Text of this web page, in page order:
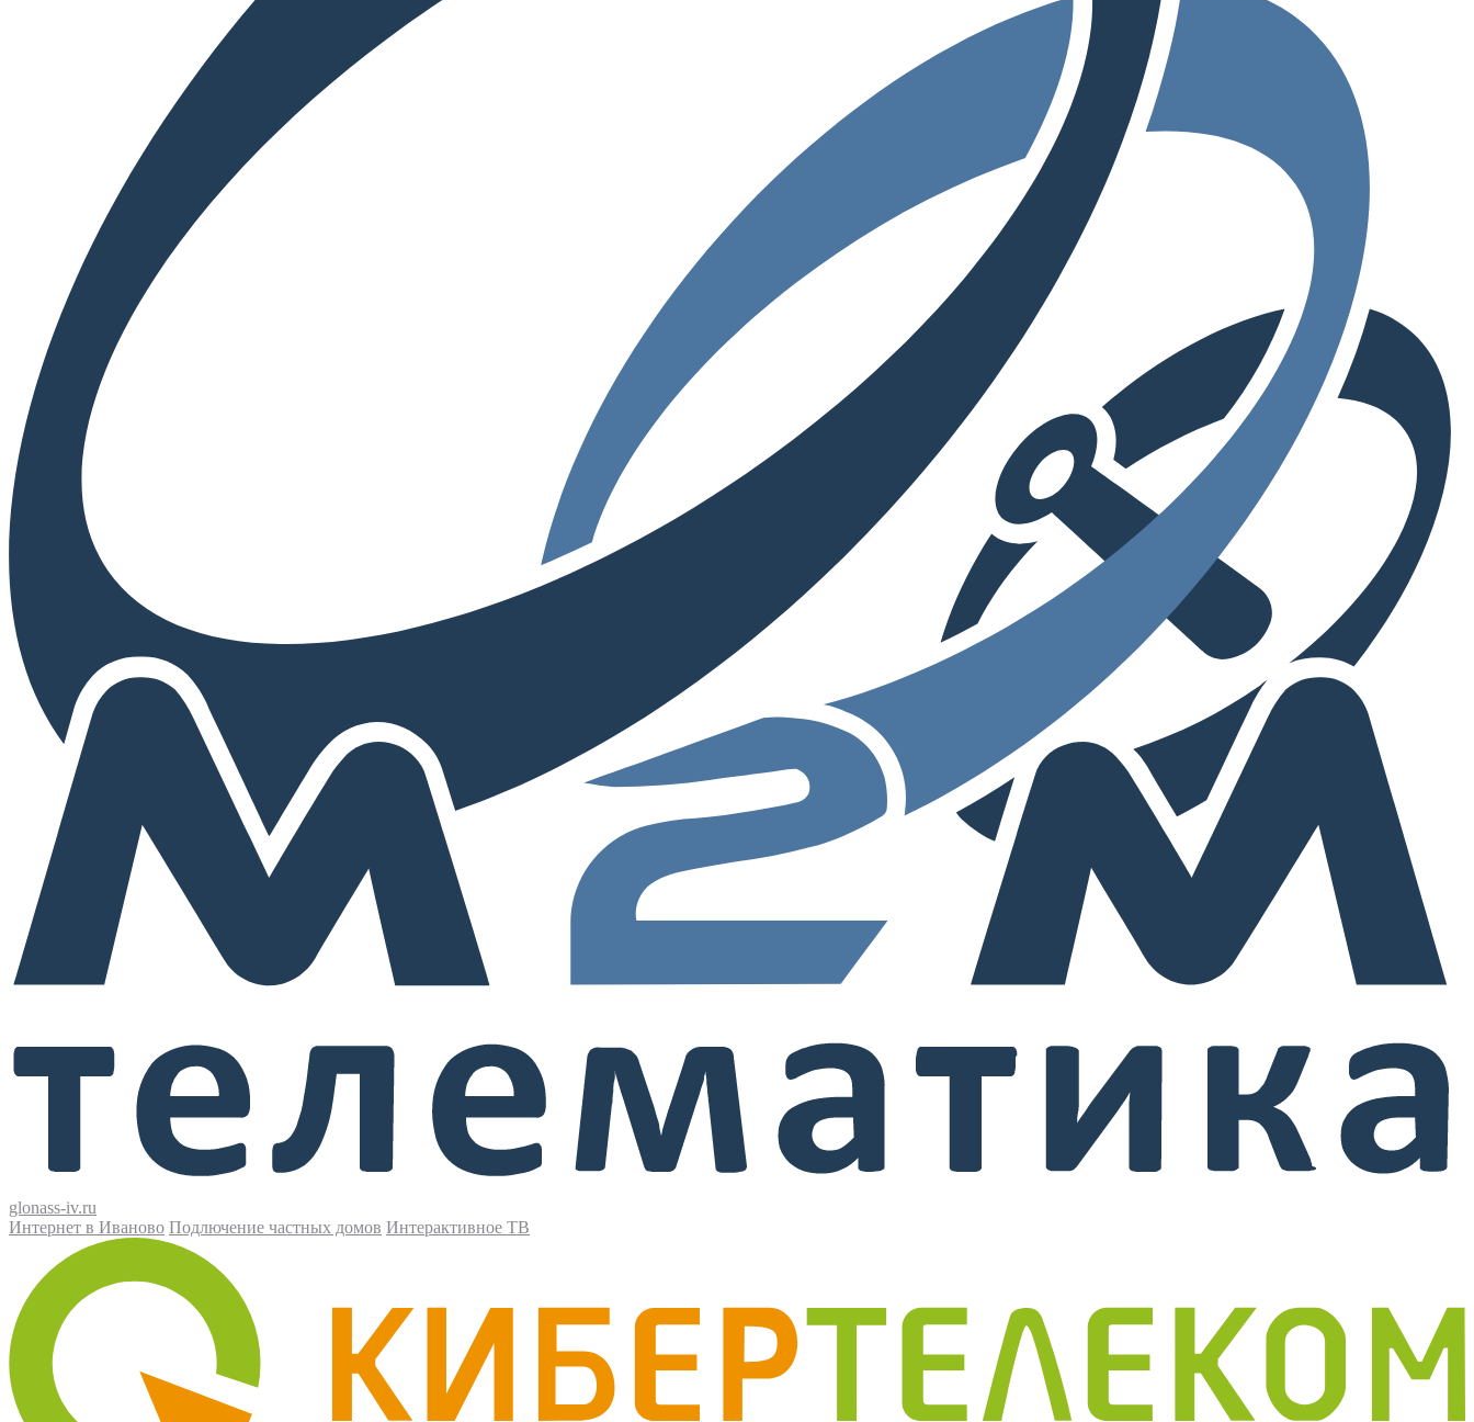
glonass-iv.ru
Интернет в Иваново Подлючение частных домов Интерактивное ТВ